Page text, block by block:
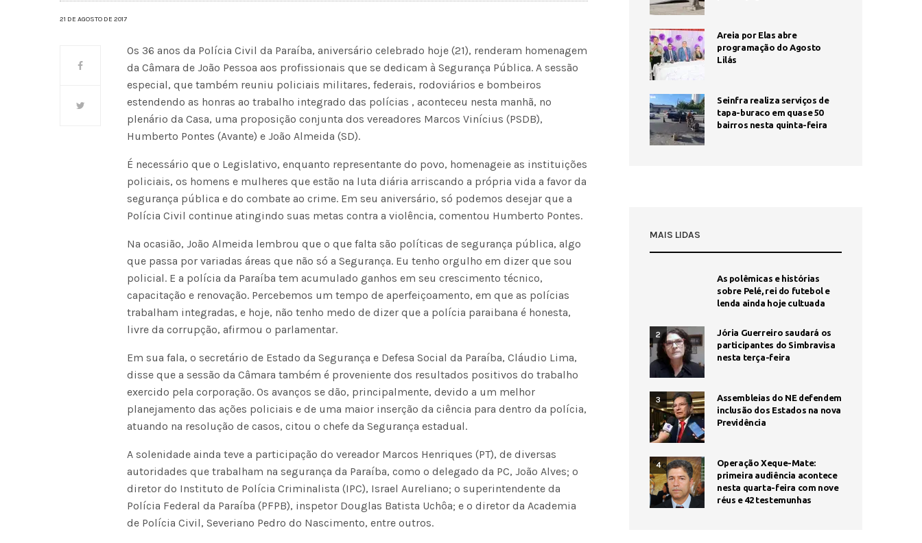
21 DE AGOSTO DE 2017
Os 36 anos da Polícia Civil da Paraíba, aniversário celebrado hoje (21), renderam homenagem
da Câmara de João Pessoa aos profissionais que se dedicam à Segurança Pública. A sessão
especial, que também reuniu policiais militares, federais, rodoviários e bombeiros 
estendendo as honras ao trabalho integrado das polícias , aconteceu nesta manhã, no
plenário da Casa, uma proposição conjunta dos vereadores Marcos Vinícius (PSDB),
Humberto Pontes (Avante) e João Almeida (SD).
É necessário que o Legislativo, enquanto representante do povo, homenageie as instituições
policiais, os homens e mulheres que estão na luta diária arriscando a própria vida a favor da
segurança pública e do combate ao crime. Em seu aniversário, só podemos desejar que a
Polícia Civil continue atingindo suas metas contra a violência, comentou Humberto Pontes.
Na ocasião, João Almeida lembrou que o que falta são políticas de segurança pública, algo
que passa por variadas áreas que não só a Segurança. Eu tenho orgulho em dizer que sou
policial. E a polícia da Paraíba tem acumulado ganhos em seu crescimento técnico,
capacitação e renovação. Percebemos um tempo de aperfeiçoamento, em que as polícias
trabalham integradas, e hoje, não tenho medo de dizer que a polícia paraibana é honesta,
livre da corrupção, afirmou o parlamentar.
Em sua fala, o secretário de Estado da Segurança e Defesa Social da Paraíba, Cláudio Lima,
disse que a sessão da Câmara também é proveniente dos resultados positivos do trabalho
exercido pela corporação. Os avanços se dão, principalmente, devido a um melhor
planejamento das ações policiais e de uma maior inserção da ciência para dentro da polícia,
atuando na resolução de casos, citou o chefe da Segurança estadual.
A solenidade ainda teve a participação do vereador Marcos Henriques (PT), de diversas
autoridades que trabalham na segurança da Paraíba, como o delegado da PC, João Alves; o
diretor do Instituto de Polícia Criminalista (IPC), Israel Aureliano; o superintendente da
Polícia Federal da Paraíba (PFPB), inspetor Douglas Batista Uchôa; e o diretor da Academia
de Polícia Civil, Severiano Pedro do Nascimento, entre outros.
Areia por Elas abre
programação do Agosto
Lilás
Seinfra realiza serviços de
tapa-buraco em quase 50
bairros nesta quinta-feira
MAIS LIDAS
As polêmicas e histórias
sobre Pelé, rei do futebol e
lenda ainda hoje cultuada
2
Jória Guerreiro saudará os
participantes do Simbravisa
nesta terça-feira
3
Assembleias do NE defendem
inclusão dos Estados na nova
Previdência
4
Operação Xeque-Mate:
primeira audiência acontece
nesta quarta-feira com nove
réus e 42 testemunhas